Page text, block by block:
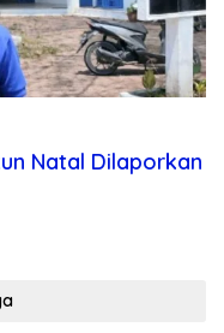
Natal Dilaporkan